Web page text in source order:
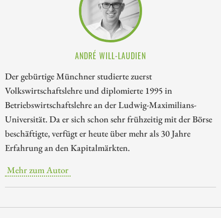
ANDRÉ WILL-LAUDIEN
Der gebürtige Münchner studierte zuerst
Volkswirtschaftslehre und diplomierte 1995 in
Betriebswirtschaftslehre an der Ludwig-Maximilians-
Universität. Da er sich schon sehr frühzeitig mit der Börse
beschäftigte, verfügt er heute über mehr als 30 Jahre
Erfahrung an den Kapitalmärkten.
Mehr zum Autor